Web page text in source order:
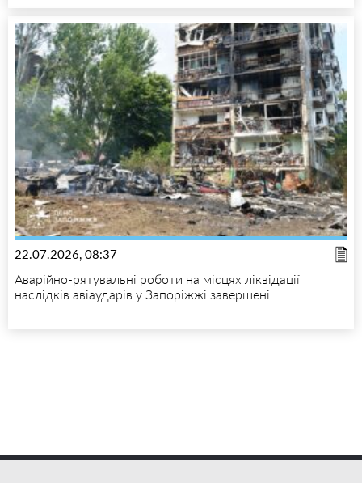
22.07.2026, 08:37
Аварійно-рятувальні роботи на місцях ліквідації
наслідків авіаударів у Запоріжжі завершені